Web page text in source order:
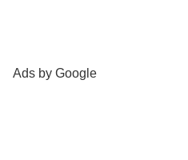
Ads by Google